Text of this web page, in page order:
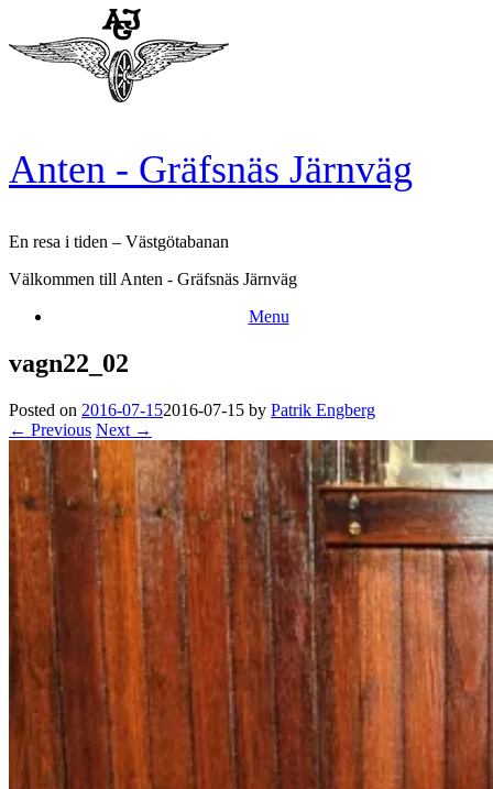
content
Anten - Gräfsnäs Järnväg
En resa i tiden – Västgötabanan
Välkommen till Anten - Gräfsnäs Järnväg
Menu
vagn22_02
Posted on 2016-07-152016-07-15 by Patrik Engberg
← Previous Next →